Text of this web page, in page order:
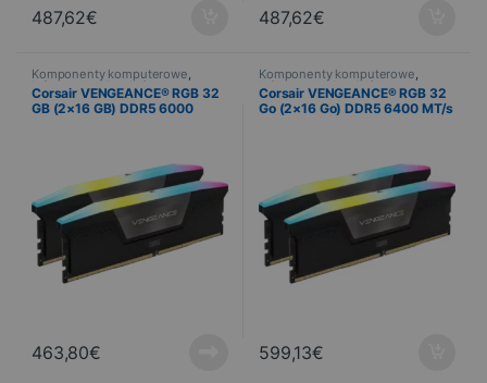
487,62€ 487,62€
Komponenty komputerowe
Informatyka,Pamięć komputera
Corsair VENGEANCE® RGB 32
GB (2×16 GB) DDR5 6000
463,80€
Komponenty komputerowe
Informatyka,Pamięć komputera
Corsair VENGEANCE® RGB 32
Go (2×16 Go) DDR5 6400 MT/s
599,13€